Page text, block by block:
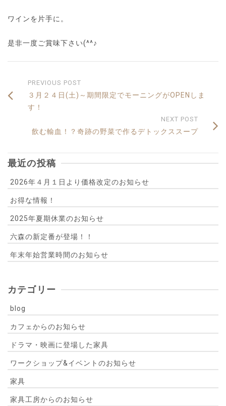
ワインを片手に。
是非一度ご賞味下さい(^^♪
PREVIOUS POST
３月２４日(土)～期間限定でモーニングがOPENしま
す！
NEXT POST
飲む輸血！？奇跡の野菜で作るデトックススープ
最近の投稿
2026年４月１日より価格改定のお知らせ
お得な情報！
2025年夏期休業のお知らせ
六森の新定番が登場！！
年末年始営業時間のお知らせ
カテゴリー
blog
カフェからのお知らせ
ドラマ・映画に登場した家具
ワークショップ&イベントのお知らせ
家具
家具工房からのお知らせ